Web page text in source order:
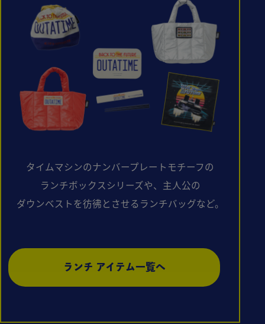
タイムマシンのナンバープレートモチーフの
ランチボックスシリーズや、 主人公の
ダウンベストを彷彿とさせるランチバッグなど。
ランチ アイテム一覧へ